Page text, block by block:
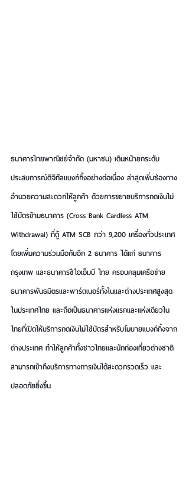
ธนาคารไทยพาณิชย์จำกัด (มหาชน) เดินหน้ายกระดับ
ประสบการณ์ดิจิทัลแบงก์กิ้งอย่างต่อเนื่อง ล่าสุดเพิ่มช่องทาง
อำนวยความสะดวกให้ลูกค้า ด้วยการขยายบริการกดเงินไม่
ใช้บัตรข้ามธนาคาร (Cross Bank Cardless ATM
Withdrawal) ที่ตู้ ATM SCB กว่า 9,200 เครื่องทั่วประเทศ
โดยเพิ่มความร่วมมือกับอีก 2 ธนาคาร ได้แก่ ธนาคาร
กรุงเทพ และธนาคารซีไอเอ็มบี ไทย ครอบคลุมเครือข่าย
ธนาคารพันธมิตรและพาร์ตเนอร์ทั้งในและต่างประเทศสูงสุด
ในประเทศไทย และถือเป็นธนาคารแห่งแรกและแห่งเดียวใน
ไทยที่เปิดให้บริการกดเงินไม่ใช้บัตรสำหรับโมบายแบงก์กิ้งจาก
ต่างประเทศ ทำให้ลูกค้าทั้งชาวไทยและนักท่องเที่ยวต่างชาติ
สามารถเข้าถึงบริการทางการเงินได้สะดวกรวดเร็ว และ
ปลอดภัยยิ่งขึ้น